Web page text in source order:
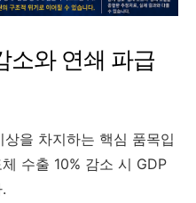
소와 연쇄 파급
을 차지하는 핵심 품목입
수출 10% 감소 시 GDP